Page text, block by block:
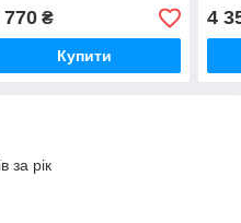
770₴
Купити
4
за рік